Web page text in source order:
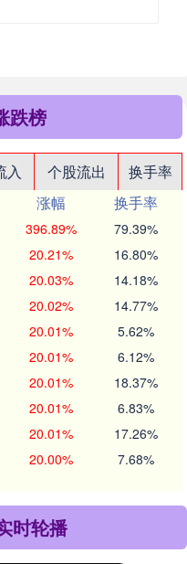
跌榜
入 个股流出
换手率
涨幅
换手率
396.89% 79.39%
20.21% 16.80%
20.03% 14.18%
20.02% 14.77%
20.01% 5.62%
20.01% 6.12%
20.01% 18.37%
20.01% 6.83%
20.01% 17.26%
20.00% 7.68%
时轮播